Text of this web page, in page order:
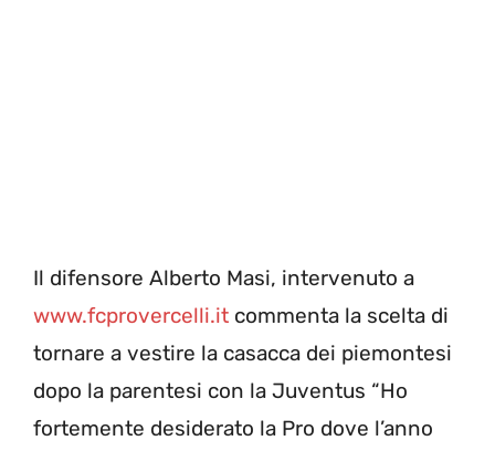
Il difensore Alberto Masi, intervenuto a
www.fcprovercelli.it commenta la scelta di
tornare a vestire la casacca dei piemontesi
dopo la parentesi con la Juventus “Ho
fortemente desiderato la Pro dove l’anno